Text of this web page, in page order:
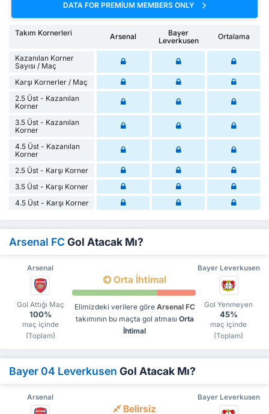
DATA FOR PREMIUM MEMBERS ONLY
Takım Kornerleri Arsenal
Bayer
Leverkusen
Ortalama
Kazanılan Korner
Sayısı / Maç
Karşı Kornerler / Maç
2.5 Üst - Kazanılan
Korner
3.5 Üst - Kazanılan
Korner
4.5 Üst - Kazanılan
Korner
2.5 Üst - Karşı Korner
3.5 Üst - Karşı Korner
4.5 Üst - Karşı Korner
Arsenal FC Gol Atacak Mı?
Arsenal Bayer Leverkusen
Gol Attığı Maç
100%
maç içinde
(Toplam)
Orta İhtimal
Elimizdeki verilere göre Arsenal FC
takımının bu maçta gol atması Orta
İhtimal
Gol Yenmeyen
45%
maç içinde
(Toplam)
Bayer 04 Leverkusen Gol Atacak Mı?
Arsenal Bayer Leverkusen
Belirsiz